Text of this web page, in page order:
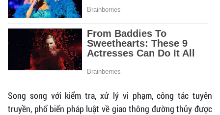
Song song với kiểm tra, xử lý vi phạm, công tác tuyên
truyền, phổ biến pháp luật về giao thông đường thủy được